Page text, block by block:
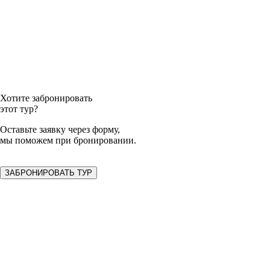
Хотите забронировать
этот тур?
Оставьте заявку через форму,
мы поможем при бронировании.
ЗАБРОНИРОВАТЬ ТУР